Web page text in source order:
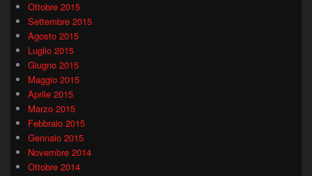
Ottobre 2015
Settembre 2015
Agosto 2015
Luglio 2015
Giugno 2015
Maggio 2015
Aprile 2015
Marzo 2015
Febbraio 2015
Gennaio 2015
Novembre 2014
Ottobre 2014